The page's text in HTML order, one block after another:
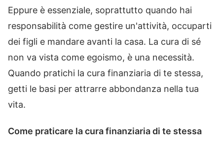
Eppure è essenziale, soprattutto quando hai
responsabilità come gestire un'attività, occuparti
dei figli e mandare avanti la casa. La cura di sé
non va vista come egoismo, è una necessità.
Quando pratichi la cura finanziaria di te stessa,
getti le basi per attrarre abbondanza nella tua
vita.
Come praticare la cura finanziaria di te stessa